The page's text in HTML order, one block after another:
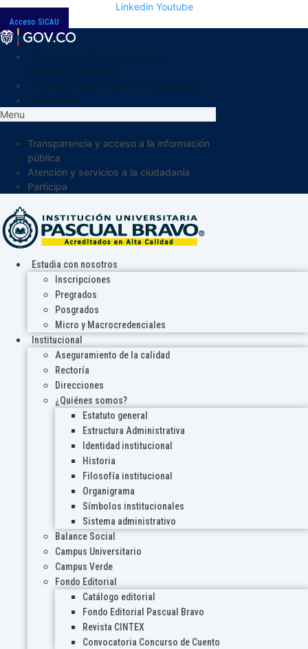
Linkedin Youtube
Acceso SICAU
Menu
Transparencia y acceso a la información
pública
Atención y servicios a la ciudadanía
Participa
Estudia con nosotros
Inscripciones
Pregrados
Posgrados
Micro y Macrocredenciales
Institucional
Aseguramiento de la calidad
Rectoría
Direcciones
¿Quiénes somos?
Estatuto general
Estructura Administrativa
Identidad institucional
Historia
Filosofía institucional
Organigrama
Símbolos institucionales
Sistema administrativo
Balance Social
Campus Universitario
Campus Verde
Fondo Editorial
Catálogo editorial
Fondo Editorial Pascual Bravo
Revista CINTEX
Convocatoria Concurso de Cuento